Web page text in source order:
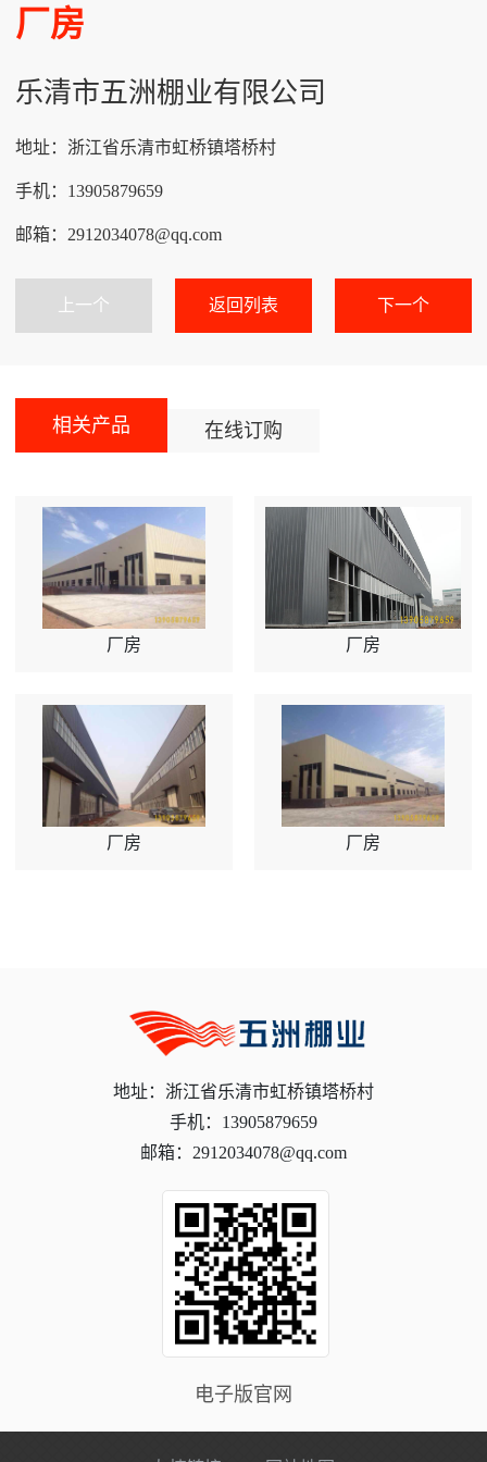
厂房
乐清市五洲棚业有限公司
地址：浙江省乐清市虹桥镇塔桥村
手机：13905879659
邮箱：2912034078@qq.com
上一个 返回列表 下一个
相关产品 在线订购
厂房 厂房
厂房 厂房
地址：浙江省乐清市虹桥镇塔桥村
手机：13905879659
邮箱：2912034078@qq.com
电子版官网